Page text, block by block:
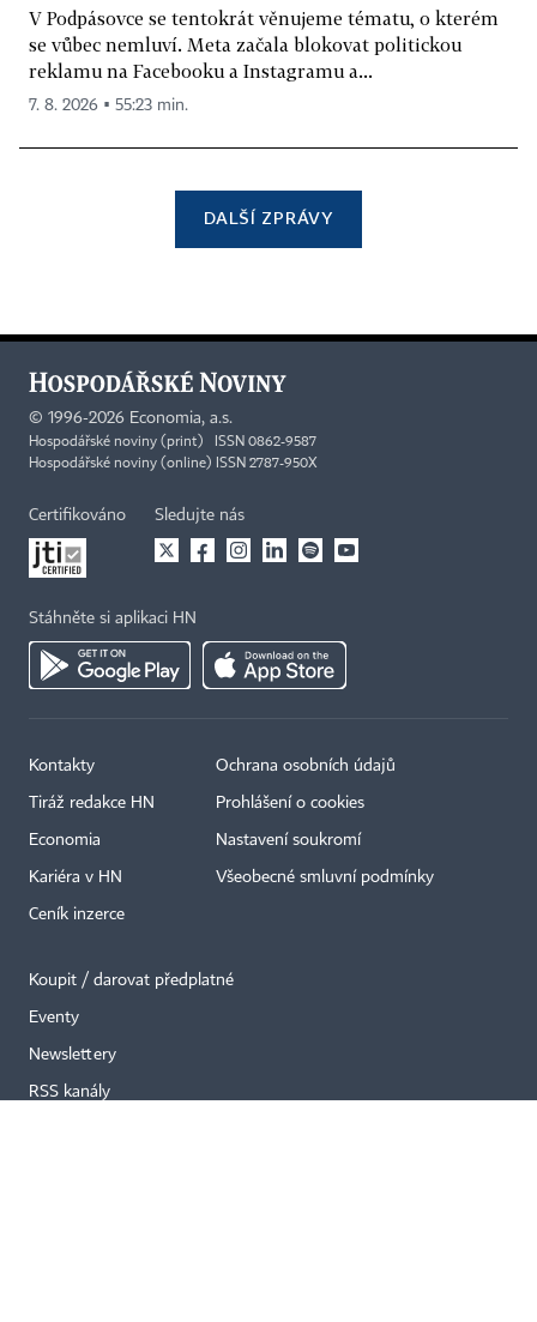
V Podpásovce se tentokrát věnujeme tématu, o kterém
se vůbec nemluví. Meta začala blokovat politickou
reklamu na Facebooku a Instagramu a...
7. 8. 2026 ▪ 55:23 min.
DALŠÍ ZPRÁVY
© 1996-2026 Economia, a.s.
Hospodářské noviny (print) ISSN 0862-9587
Hospodářské noviny (online) ISSN 2787-950X
Certifikováno Sledujte nás
Stáhněte si aplikaci HN
Kontakty
Tiráž redakce HN
Economia
Kariéra v HN
Ceník inzerce
Ochrana osobních údajů
Prohlášení o cookies
Nastavení soukromí
Všeobecné smluvní podmínky
Koupit / darovat předplatné
Eventy
Newslettery
RSS kanály